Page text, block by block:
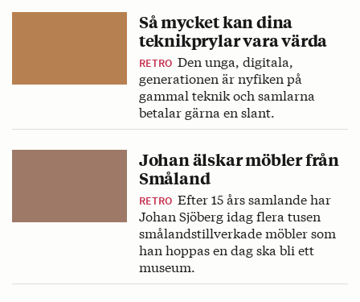
Så mycket kan dina
teknikprylar vara värda
RETRO Den unga, digitala,
generationen är nyfiken på
gammal teknik och samlarna
betalar gärna en slant.
Johan älskar möbler från
Småland
RETRO Efter 15 års samlande har
Johan Sjöberg idag flera tusen
smålandstillverkade möbler som
han hoppas en dag ska bli ett
museum.